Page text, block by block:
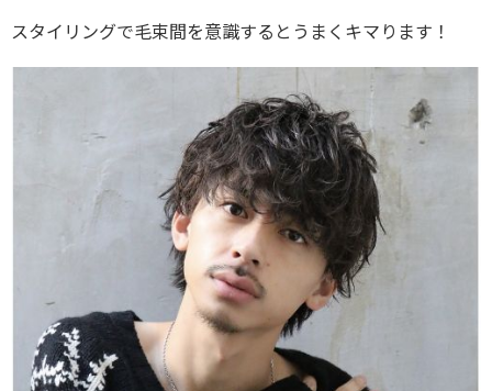
スタイリングで毛束間を意識するとうまくキマります！